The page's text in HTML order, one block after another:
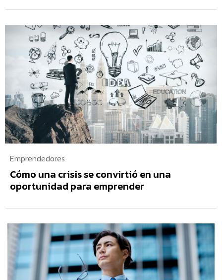
Emprendedores
Cómo una crisis se convirtió en una
oportunidad para emprender